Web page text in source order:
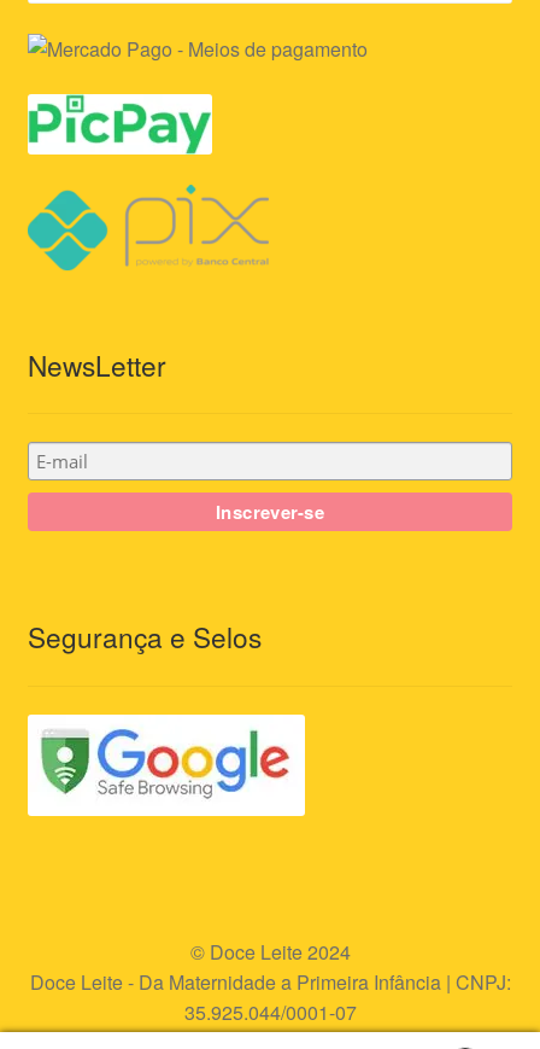
NewsLetter
Segurança e Selos
© Doce Leite 2024
Doce Leite - Da Maternidade a Primeira Infância | CNPJ:
35.925.044/0001-07